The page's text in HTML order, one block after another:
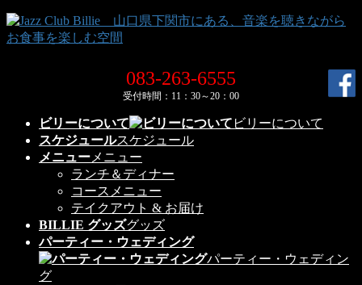
コ
ン
ナ
ビ
083-263-6555
受付時間：11：30～20：00
ビリーについて
ビリーについて
スケジュールスケジュール
メニュー メニュー
ランチ＆ディナー
コースメニュー
テイクアウト & お届け
BILLIE グッズグッズ
パーティー・ウェディング
パーティー・ウェディン
グ